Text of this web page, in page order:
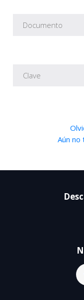
Aún no